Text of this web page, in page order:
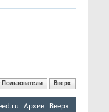
Пользователи Вверх
Архив Вверх